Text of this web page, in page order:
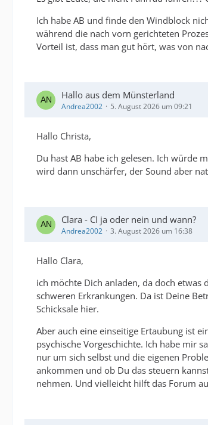
Ich habe AB und finde den Windblock
während die nach vorn gerichteten
Vorteil ist, dass man gut hört, was von
Hallo aus dem Münsterland
Andrea2002 5. August 2026 um 09:21
Hallo Christa,
Du hast AB habe ich gelesen. Ich würde
wird dann unschärfer, der Sound aber
Clara - CI ja oder nein und wann?
Andrea2002 3. August 2026 um 16:38
Hallo Clara,
ich möchte Dich anladen, da doch
schweren Erkrankungen. Da ist Deine
Schicksale hier.
Aber auch eine einseitige Ertaubung ist
psychische Vorgeschichte. Ich habe mir
nur um sich selbst und die eigenen
ankommen und ob Du das steuern
nehmen. Und vielleicht hilft das Forum